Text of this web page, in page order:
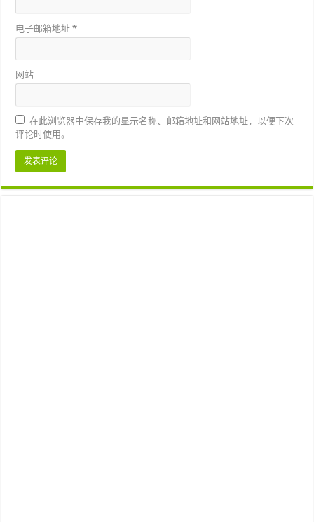
电子邮箱地址*
网站
在此浏览器中保存我的显示名称、邮箱地址和网站地址，以便下次
评论时使用。